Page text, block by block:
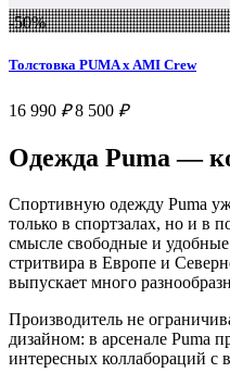
-50%
Толстовка PUMA x AMI Crew
16 990 ₽ 8 500 ₽
Одежда Puma —
Спортивную одежду Puma
только в спортзалах, но и в
смысле свободные и
стритвира в Европе и
выпускает много
Производитель не
дизайном: в арсенале Puma
интересных коллабораций с